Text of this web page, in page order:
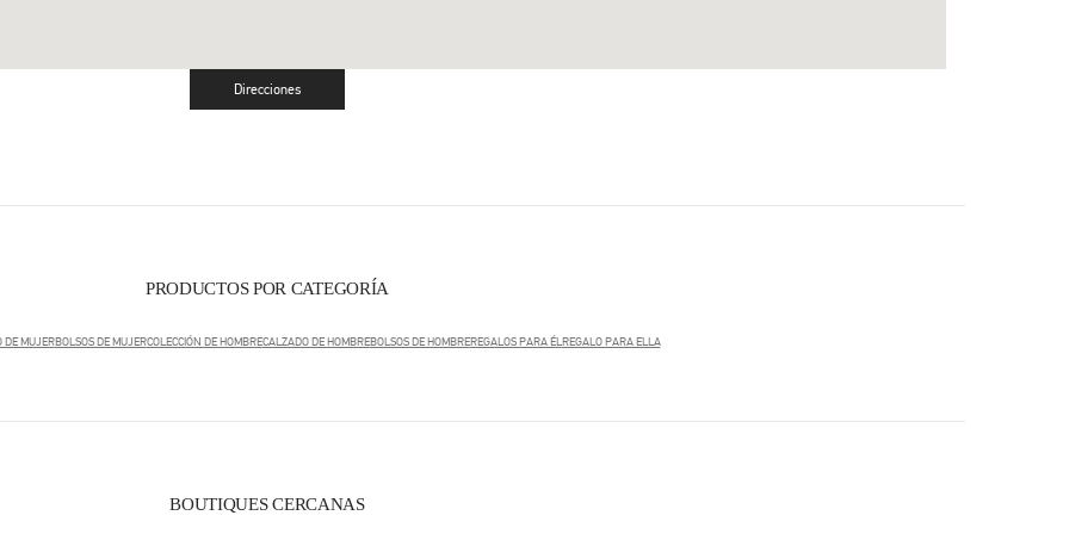
Direcciones
Link Opens in New Tab
PRODUCTOS POR CATEGORÍA
DE MUJERBOLSOS DE MUJERCOLECCIÓN DE HOMBRECALZADO DE HOMBREBOLSOS DE HOMBREREGALOS PARA ÉLREGALO PARA ELLA
BOUTIQUES CERCANAS